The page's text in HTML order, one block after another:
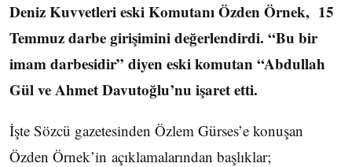
Deniz Kuvvetleri eski Komutanı Özden Örnek, 15
Temmuz darbe girişimini değerlendirdi. “Bu bir
imam darbesidir” diyen eski komutan “Abdullah
Gül ve Ahmet Davutoğlu’nu işaret etti.
İşte Sözcü gazetesinden Özlem Gürses’e konuşan
Özden Örnek’in açıklamalarından başlıklar;